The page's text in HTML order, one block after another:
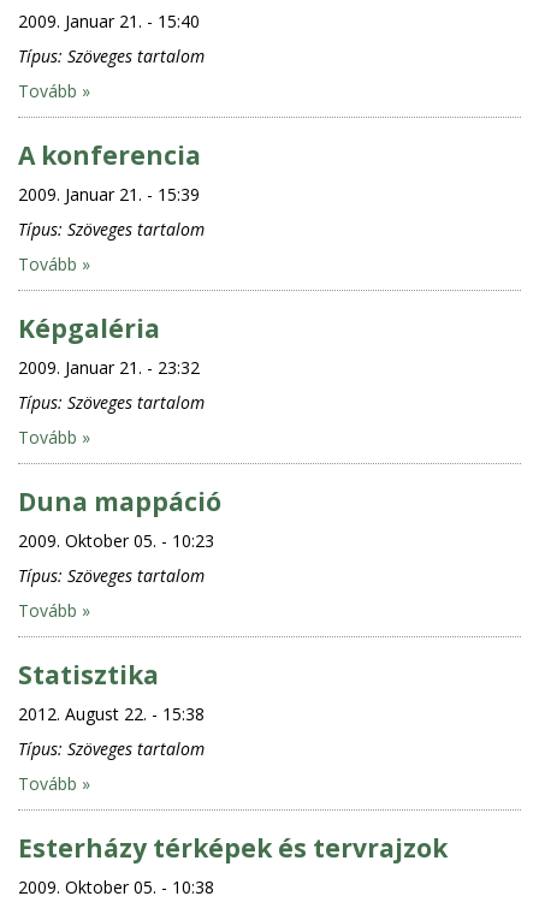
2009. Januar 21. - 15:40
Típus: Szöveges tartalom
Tovább »
A konferencia
2009. Januar 21. - 15:39
Típus: Szöveges tartalom
Tovább »
Képgaléria
2009. Januar 21. - 23:32
Típus: Szöveges tartalom
Tovább »
Duna mappáció
2009. Oktober 05. - 10:23
Típus: Szöveges tartalom
Tovább »
Statisztika
2012. August 22. - 15:38
Típus: Szöveges tartalom
Tovább »
Esterházy térképek és tervrajzok
2009. Oktober 05. - 10:38